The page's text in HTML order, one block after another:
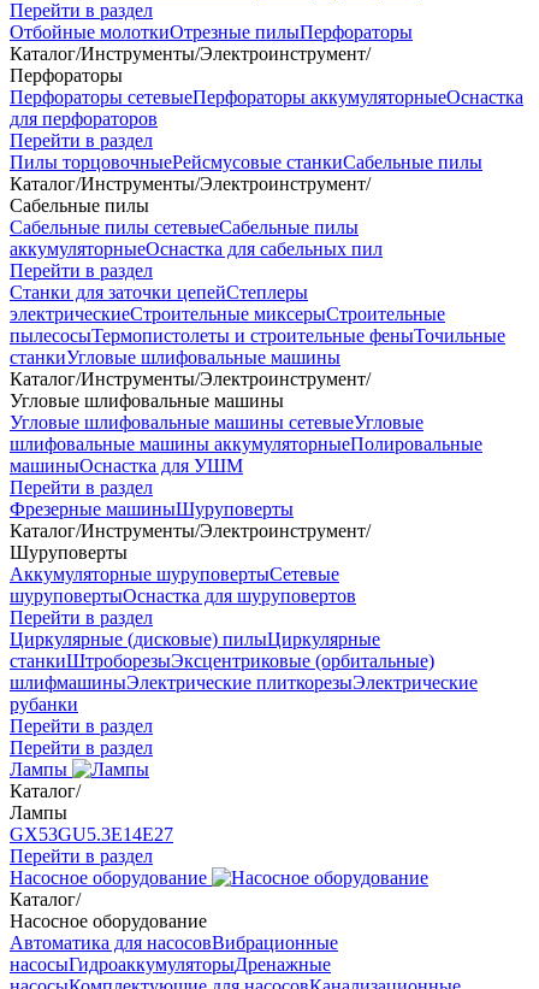
Перейти в раздел
Отбойные молоткиОтрезные пилыПерфораторы
Каталог/Инструменты/Электроинструмент/
Перфораторы
Перфораторы сетевыеПерфораторы аккумуляторныеОснастка
для перфораторов
Перейти в раздел
Пилы торцовочныеРейсмусовые станкиСабельные пилы
Каталог/Инструменты/Электроинструмент/
Сабельные пилы
Сабельные пилы сетевыеСабельные пилы
аккумуляторныеОснастка для сабельных пил
Перейти в раздел
Станки для заточки цепейСтеплеры
электрическиеСтроительные миксерыСтроительные
пылесосыТермопистолеты и строительные феныТочильные
станкиУгловые шлифовальные машины
Каталог/Инструменты/Электроинструмент/
Угловые шлифовальные машины
Угловые шлифовальные машины сетевыеУгловые
шлифовальные машины аккумуляторныеПолировальные
машиныОснастка для УШМ
Перейти в раздел
Фрезерные машиныШуруповерты
Каталог/Инструменты/Электроинструмент/
Шуруповерты
Аккумуляторные шуруповертыСетевые
шуруповертыОснастка для шуруповертов
Перейти в раздел
Циркулярные (дисковые) пилыЦиркулярные
станкиШтроборезыЭксцентриковые (орбитальные)
шлифмашиныЭлектрические плиткорезыЭлектрические
рубанки
Перейти в раздел
Перейти в раздел
Лампы
Каталог/
Лампы
GX53GU5.3Е14Е27
Перейти в раздел
Насосное оборудование
Каталог/
Насосное оборудование
Автоматика для насосовВибрационные
насосыГидроаккумуляторыДренажные